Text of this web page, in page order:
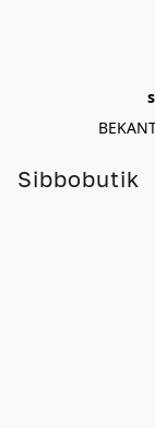
Sibbobutik